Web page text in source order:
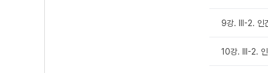
9강. Ⅲ-2. 인
10강. Ⅲ-2. 인